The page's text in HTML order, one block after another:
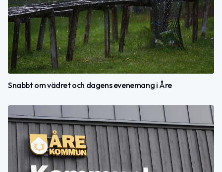
Snabbt om vädret och dagens evenemang i Åre